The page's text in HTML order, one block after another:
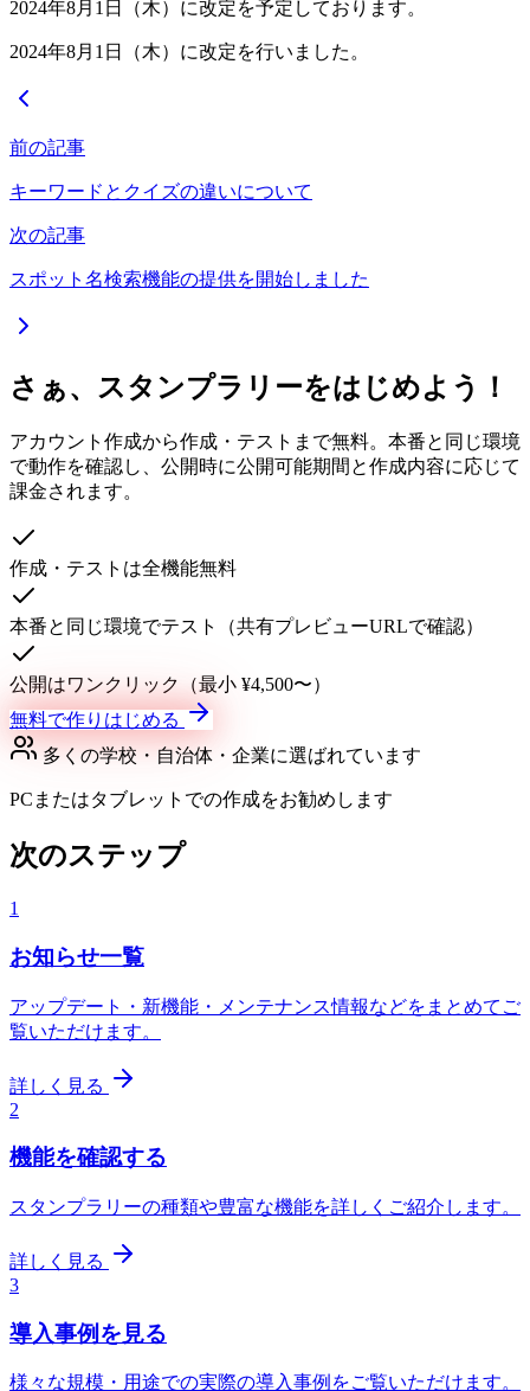
2024年8月1日（木）に改定を予定しております。
2024年8月1日（木）に改定を行いました。
前の記事
キーワードとクイズの違いについて
次の記事
スポット名検索機能の提供を開始しました
さぁ、スタンプラリーをはじめよう！
アカウント作成から作成・テストまで無料。本番と同じ環境
で動作を確認し、公開時に公開可能期間と作成内容に応じて
課金されます。
作成・テストは全機能無料
本番と同じ環境でテスト（共有プレビューURLで確認）
公開はワンクリック（最小 ¥4,500〜）
無料で作りはじめる
多くの学校・自治体・企業に選ばれています
PCまたはタブレットでの作成をお勧めします
次のステップ
1
お知らせ一覧
アップデート・新機能・メンテナンス情報などをまとめてご
覧いただけます。
詳しく見る
2
機能を確認する
スタンプラリーの種類や豊富な機能を詳しくご紹介します。
詳しく見る
3
導入事例を見る
様々な規模・用途での実際の導入事例をご覧いただけます。